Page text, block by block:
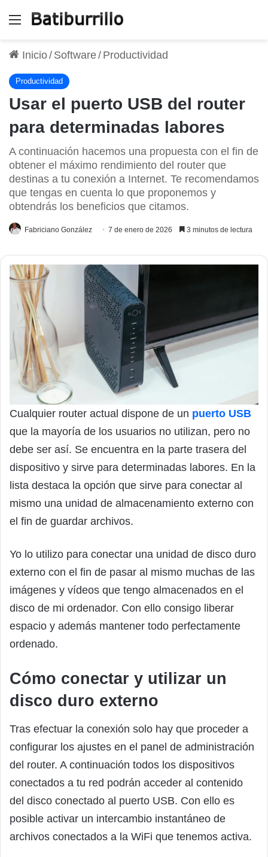
Menú
Inicio/ Software/ Productividad
Productividad
Usar el puerto USB del router
para determinadas labores
A continuación hacemos una propuesta con el fin de
obtener el máximo rendimiento del router que
destinas a tu conexión a Internet. Te recomendamos
que tengas en cuenta lo que proponemos y
obtendrás los beneficios que citamos.
Fabriciano González 7 de enero de 2026 3 minutos de lectura
Cualquier router actual dispone de un puerto USB
que la mayoría de los usuarios no utilizan, pero no
debe ser así. Se encuentra en la parte trasera del
dispositivo y sirve para determinadas labores. En la
lista destaca la opción que sirve para conectar al
mismo una unidad de almacenamiento externo con
el fin de guardar archivos.
Yo lo utilizo para conectar una unidad de disco duro
externo con el fin de pasar al mismo muchas de las
imágenes y vídeos que tengo almacenados en el
disco de mi ordenador. Con ello consigo liberar
espacio y además mantener todo perfectamente
ordenado.
Cómo conectar y utilizar un
disco duro externo
Tras efectuar la conexión solo hay que proceder a
configurar los ajustes en el panel de administración
del router. A continuación todos los dispositivos
conectados a tu red podrán acceder al contenido
del disco conectado al puerto USB. Con ello es
posible activar un intercambio instantáneo de
archivos conectados a la WiFi que tenemos activa.